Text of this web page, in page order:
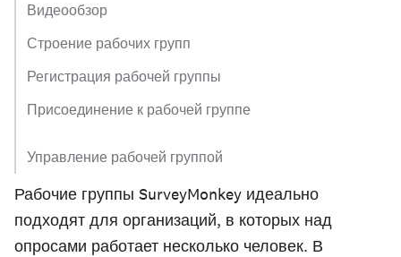
Видеообзор
Строение рабочих групп
Регистрация рабочей группы
Присоединение к рабочей группе
Управление рабочей группой
Рабочие группы SurveyMonkey идеально
подходят для организаций, в которых над
опросами работает несколько человек. В